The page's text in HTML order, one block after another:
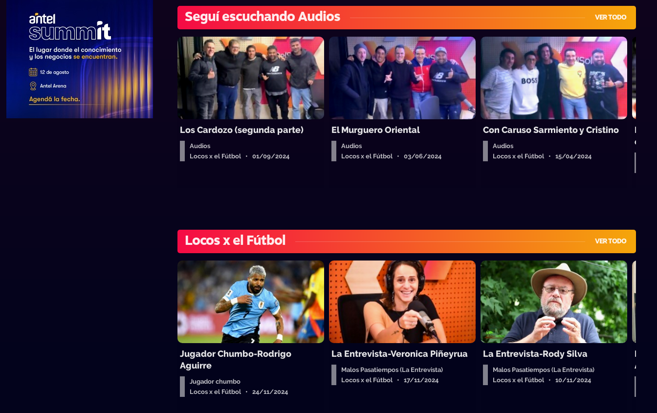
Seguí escuchando Audios VER TODO
Los Cardozo (segunda parte)
Audios
Locos x el Fútbol • 01/09/2024
El Murguero Oriental
Audios
Locos x el Fútbol • 03/06/2024
Con Caruso Sarmiento y Cristino
Audios
Locos x el Fútbol • 15/04/2024
Locos x el Fútbol VER TODO
Jugador Chumbo-Rodrigo
Aguirre
Jugador chumbo
Locos x el Fútbol • 24/11/2024
La Entrevista-Veronica Piñeyrua
Malos Pasatiempos (La Entrevista)
Locos x el Fútbol • 17/11/2024
La Entrevista-Rody Silva
Malos Pasatiempos (La Entrevista)
Locos x el Fútbol • 10/11/2024
La